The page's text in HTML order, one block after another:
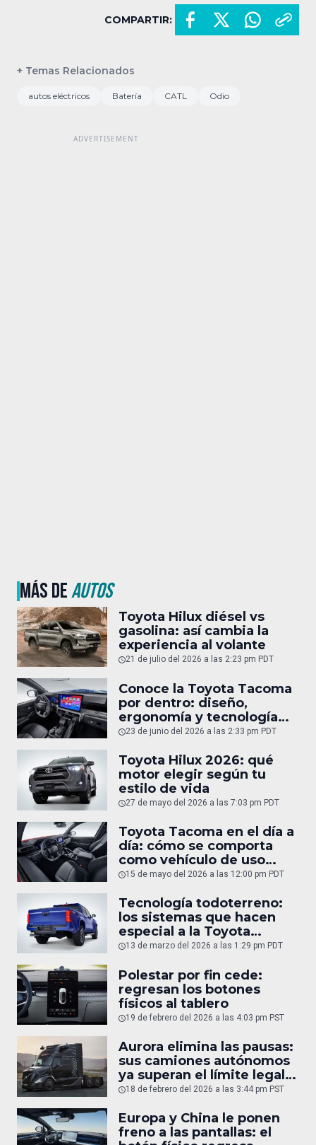
COMPARTIR:
+ Temas Relacionados
autos eléctricos Batería CATL Odio
MÁS DEAUTOS
Toyota Hilux diésel vs
gasolina: así cambia la
experiencia al volante
21 de julio del 2026 a las 2:23 pm PDT
Conoce la Toyota Tacoma
por dentro: diseño,
ergonomía y tecnología
del interior
23 de junio del 2026 a las 2:33 pm PDT
Toyota Hilux 2026: qué
motor elegir según tu
estilo de vida
27 de mayo del 2026 a las 7:03 pm PDT
Toyota Tacoma en el día a
día: cómo se comporta
como vehículo de uso
diario
15 de mayo del 2026 a las 12:00 pm PDT
Tecnología todoterreno:
los sistemas que hacen
especial a la Toyota
Tacoma
13 de marzo del 2026 a las 1:29 pm PDT
Polestar por fin cede:
regresan los botones
físicos al tablero
19 de febrero del 2026 a las 4:03 pm PST
Aurora elimina las pausas:
sus camiones autónomos
ya superan el límite legal
humano
18 de febrero del 2026 a las 3:44 pm PST
Europa y China le ponen
freno a las pantallas: el